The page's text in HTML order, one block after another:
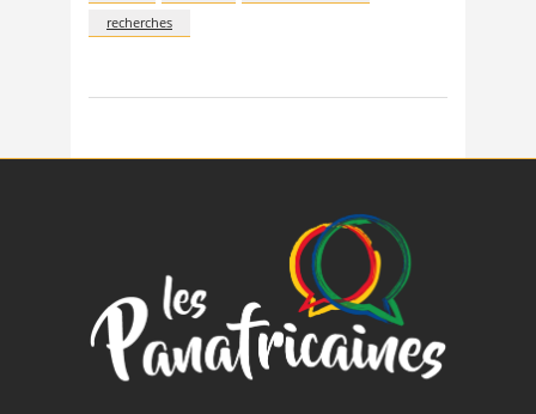
recherches